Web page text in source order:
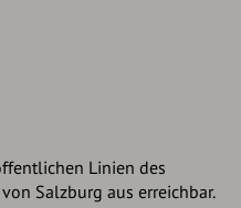
Stellen sind nur kurz,
sich das nicht zutraut,
über den Frauenkopf
ist eine eher schwierige
kann und sollte die
nach Fuschl am See
Linien des
Salzburg aus erreichbar.